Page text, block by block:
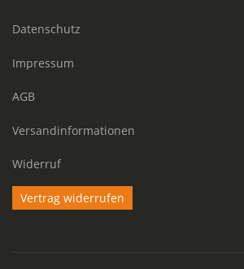
Datenschutz
Impressum
AGB
Versandinformationen
Widerruf
Vertrag widerrufen